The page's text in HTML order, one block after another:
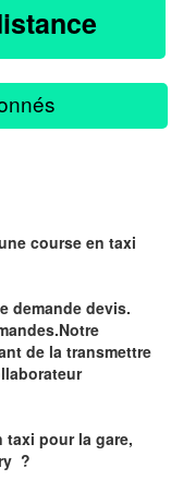
course en taxi
demande devis.
de la transmettre
pour la gare,
?